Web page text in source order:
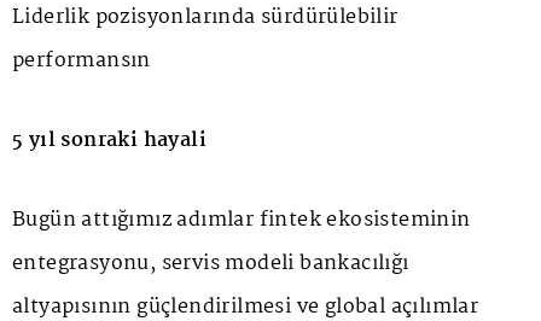
Liderlik pozisyonlarında sürdürülebilir
performansın
5 yıl sonraki hayali
Bugün attığımız adımlar fintek ekosisteminin
entegrasyonu, servis modeli bankacılığı
altyapısının güçlendirilmesi ve global açılımlar